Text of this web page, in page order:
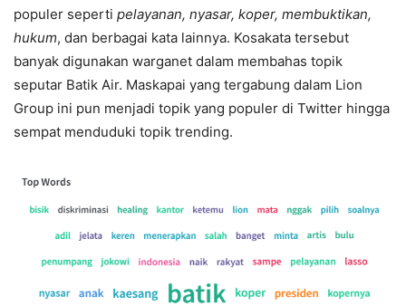
populer seperti pelayanan, nyasar, koper, membuktikan,
hukum, dan berbagai kata lainnya. Kosakata tersebut
banyak digunakan warganet dalam membahas topik
seputar Batik Air. Maskapai yang tergabung dalam Lion
Group ini pun menjadi topik yang populer di Twitter hingga
sempat menduduki topik trending.